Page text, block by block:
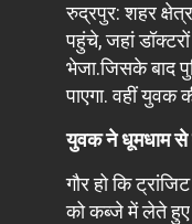
रुद्रपुर: शहर
पहुंचे, जहां
भेजा.जिसके बाद
पाएगा. वहीं युवक
युवक ने धूमधाम से
गौर हो कि
को कब्जे में लेते हुए